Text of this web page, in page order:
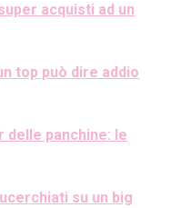
acquisti ad un
top può dire addio
delle panchine: le
su un big